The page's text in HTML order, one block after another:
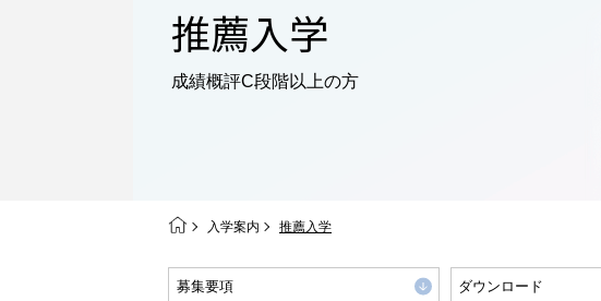
推薦入学
成績概評C段階以上の方
入学案内 推薦入学
募集要項 ダウンロード